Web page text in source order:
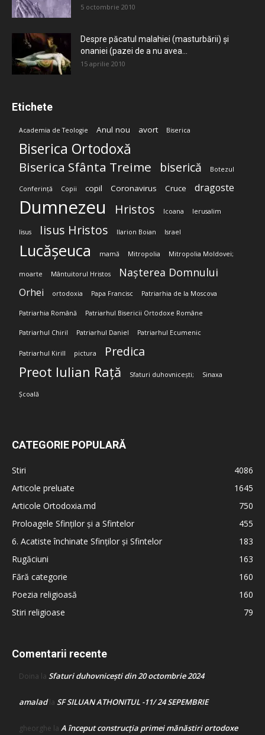
5 octombrie 2010
Despre păcatul malahiei (masturbării) şi
onaniei (pazei de a nu avea...
15 aprilie 2010
Etichete
Academia de Teologie Anul nou avort Biserica
Biserica Ortodoxă
Biserica Sfânta Treime biserică Botezul
Conferință Copii copil Coronavirus Cruce dragoste
Dumnezeu Hristos Icoana Ierusalim
Iisus Iisus Hristos Ilarion Boian Israel
Lucășeuca mamă Mitropolia Mitropolia Moldovei;
moarte Mântuitorul Hristos Nașterea Domnului
Orhei ortodoxia Papa Francisc Patriarhia de la Moscova
Patriarhia Română Patriarhul Bisericii Ortodoxe Române
Patriarhul Chiril Patriarhul Daniel Patriarhul Ecumenic
Patriarhul Kirill pictura Predica
Preot Iulian Rață Sfaturi duhovnicești; Sinaxa
Școală
CATEGORIE POPULARĂ
Stiri
4086
Articole preluate
1645
Articole Ortodoxia.md
750
Proloagele Sfinților și a Sfintelor
455
6. Acatiste închinate Sfinților și Sfintelor
183
Rugăciuni
163
Fără categorie
160
Poezia religioasă
160
Stiri religioase
79
Comentarii recente
Doina la Sfaturi duhovnicești din 20 octombrie 2024
amaladla SF SILUAN ATHONITUL -11/ 24 SEPEMBRIE
gheorghe la A început construcţia primei mănăstiri ortodoxe